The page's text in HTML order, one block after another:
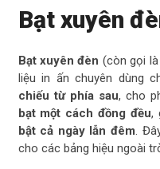
Bạt xuyên
Bạt xuyên đèn (còn gọi là
liệu in ấn chuyên dùng
chiếu từ phía sau, cho
bạt một cách đồng đều,
bật cả ngày lẫn đêm.
cho các bảng hiệu ngoài